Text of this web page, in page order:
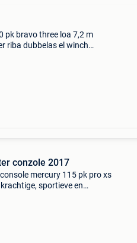
pk bravo three loa 7,2 m
riba dubbelas el winch
conzole 2017
mercury 115 pk pro xs
sportieve en